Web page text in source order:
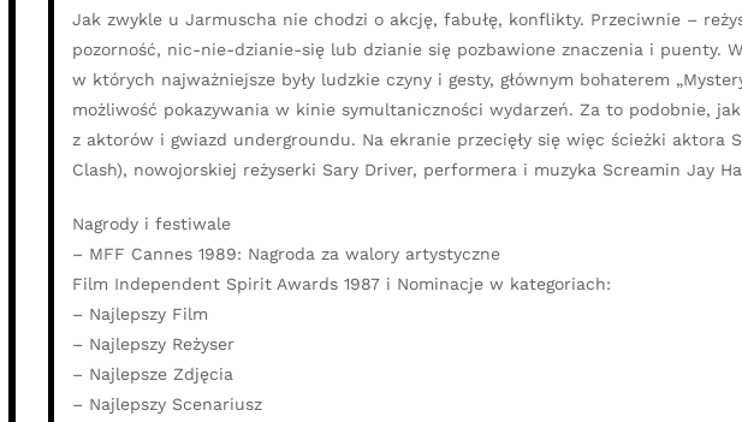
Jak zwykle u Jarmuscha nie chodzi o akcję, fabułę, konflikty. Przeciwnie –
pozorność, nic-nie-dzianie-się lub dzianie się pozbawione znaczenia i puenty.
w których najważniejsze były ludzkie czyny i gesty, głównym bohaterem
możliwość pokazywania w kinie symultaniczności wydarzeń. Za to podobnie,
z aktorów i gwiazd undergroundu. Na ekranie przecięły się więc ścieżki aktora
Clash), nowojorskiej reżyserki Sary Driver, performera i muzyka Screamin Jay
Nagrody i festiwale
– MFF Cannes 1989: Nagroda za walory artystyczne
Film Independent Spirit Awards 1987 i Nominacje w kategoriach:
– Najlepszy Film
– Najlepszy Reżyser
– Najlepsze Zdjęcia
– Najlepszy Scenariusz